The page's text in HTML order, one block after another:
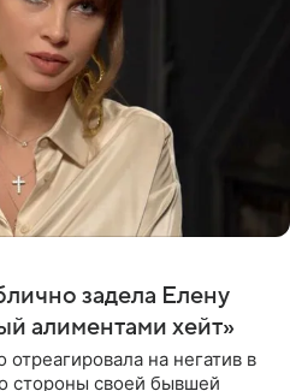
задела Елену
алиментами хейт»
на негатив в
стороны своей бывшей